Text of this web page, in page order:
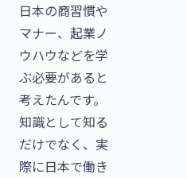
日本の商習慣や
マナー、起業ノ
ウハウなどを学
ぶ必要があると
考えたんです。
知識として知る
だけでなく、実
際に日本で働き